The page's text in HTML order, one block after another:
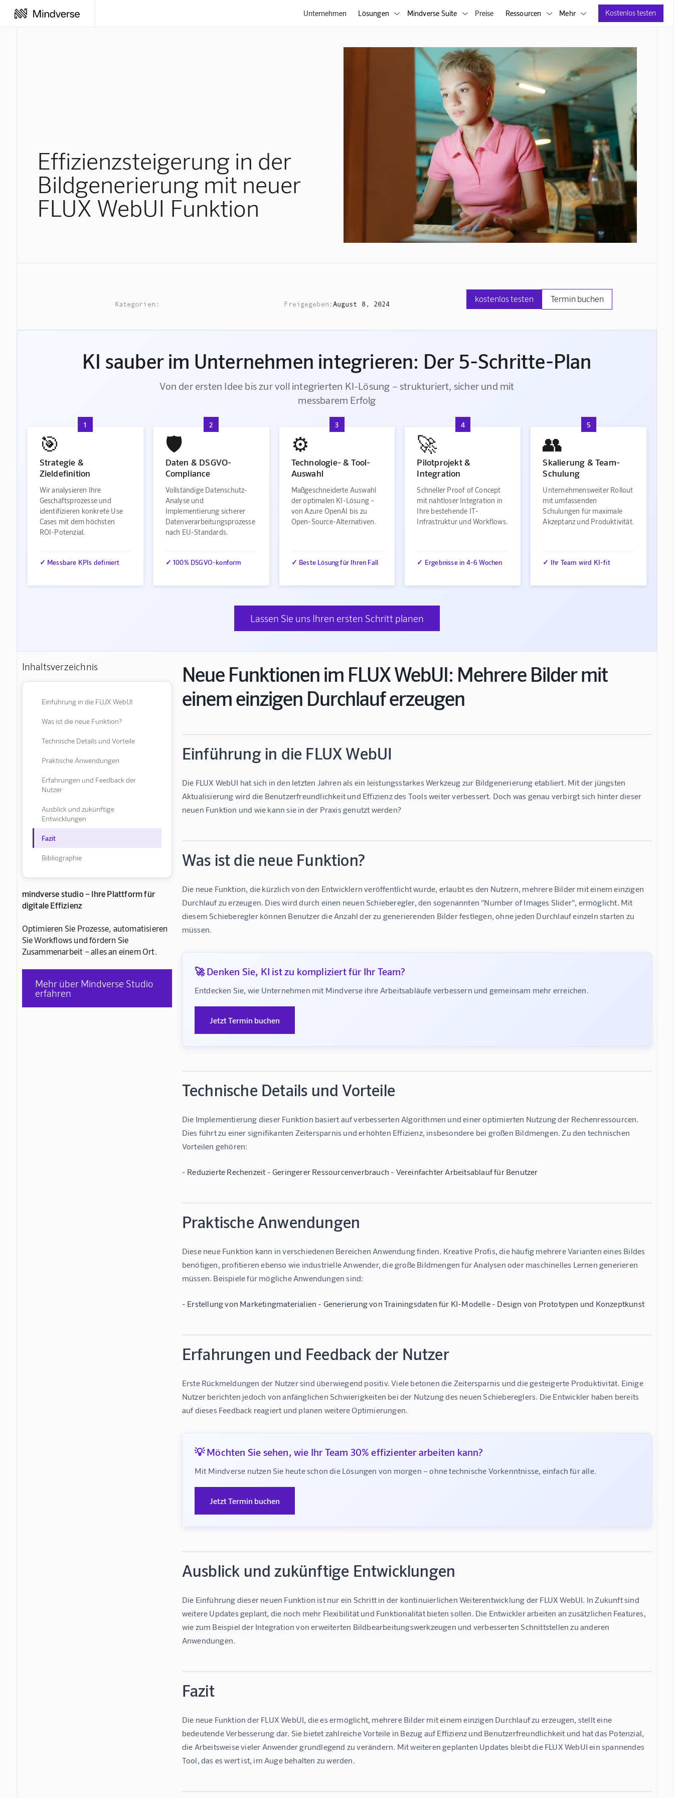
Unternehmen Lösungen  Mindverse Suite  Preise Ressourcen  Mehr  Kostenlos testen
Effizienzsteigerung in der
Bildgenerierung mit neuer
FLUX WebUI Funktion
Kategorien: Freigegeben:August 8, 2024
kostenlos testen Termin buchen
KI sauber im Unternehmen integrieren: Der 5-Schritte-Plan
Von der ersten Idee bis zur voll integrierten KI-Lösung – strukturiert, sicher und mit
messbarem Erfolg
1
🎯
Strategie &
Zieldefinition
Wir analysieren Ihre
Geschäftsprozesse und
identifizieren konkrete Use
Cases mit dem höchsten
ROI-Potenzial.
✓ Messbare KPIs definiert
2
🛡️
Daten & DSGVO-
Compliance
Vollständige Datenschutz-
Analyse und
Implementierung sicherer
Datenverarbeitungsprozesse
nach EU-Standards.
✓ 100% DSGVO-konform
3
⚙️
Technologie- & Tool-
Auswahl
Maßgeschneiderte Auswahl
der optimalen KI-Lösung –
von Azure OpenAI bis zu
Open-Source-Alternativen.
✓ Beste Lösung für Ihren Fall
4
🚀
Pilotprojekt &
Integration
Schneller Proof of Concept
mit nahtloser Integration in
Ihre bestehende IT-
Infrastruktur und Workflows.
✓ Ergebnisse in 4-6 Wochen
5
👥
Skalierung & Team-
Schulung
Unternehmensweiter Rollout
mit umfassenden
Schulungen für maximale
Akzeptanz und Produktivität.
✓ Ihr Team wird KI-fit
Lassen Sie uns Ihren ersten Schritt planen
Inhaltsverzeichnis
Einführung in die FLUX WebUI
Was ist die neue Funktion?
Technische Details und Vorteile
Praktische Anwendungen
Erfahrungen und Feedback der
Nutzer
Ausblick und zukünftige
Entwicklungen
Fazit
Bibliographie
mindverse studio – Ihre Plattform für
digitale Effizienz
Optimieren Sie Prozesse, automatisieren
Sie Workflows und fördern Sie
Zusammenarbeit – alles an einem Ort.
Mehr über Mindverse Studio
erfahren
Neue Funktionen im FLUX WebUI: Mehrere Bilder mit
einem einzigen Durchlauf erzeugen
Einführung in die FLUX WebUI
Die FLUX WebUI hat sich in den letzten Jahren als ein leistungsstarkes Werkzeug zur Bildgenerierung etabliert. Mit der jüngsten
Aktualisierung wird die Benutzerfreundlichkeit und Effizienz des Tools weiter verbessert. Doch was genau verbirgt sich hinter dieser
neuen Funktion und wie kann sie in der Praxis genutzt werden?
Was ist die neue Funktion?
Die neue Funktion, die kürzlich von den Entwicklern veröffentlicht wurde, erlaubt es den Nutzern, mehrere Bilder mit einem einzigen
Durchlauf zu erzeugen. Dies wird durch einen neuen Schieberegler, den sogenannten "Number of Images Slider", ermöglicht. Mit
diesem Schieberegler können Benutzer die Anzahl der zu generierenden Bilder festlegen, ohne jeden Durchlauf einzeln starten zu
müssen.
🚀 Denken Sie, KI ist zu kompliziert für Ihr Team?
Entdecken Sie, wie Unternehmen mit Mindverse ihre Arbeitsabläufe verbessern und gemeinsam mehr erreichen.
Jetzt Termin buchen
Technische Details und Vorteile
Die Implementierung dieser Funktion basiert auf verbesserten Algorithmen und einer optimierten Nutzung der Rechenressourcen.
Dies führt zu einer signifikanten Zeitersparnis und erhöhten Effizienz, insbesondere bei großen Bildmengen. Zu den technischen
Vorteilen gehören:
- Reduzierte Rechenzeit - Geringerer Ressourcenverbrauch - Vereinfachter Arbeitsablauf für Benutzer
Praktische Anwendungen
Diese neue Funktion kann in verschiedenen Bereichen Anwendung finden. Kreative Profis, die häufig mehrere Varianten eines Bildes
benötigen, profitieren ebenso wie industrielle Anwender, die große Bildmengen für Analysen oder maschinelles Lernen generieren
müssen. Beispiele für mögliche Anwendungen sind:
- Erstellung von Marketingmaterialien - Generierung von Trainingsdaten für KI-Modelle - Design von Prototypen und Konzeptkunst
Erfahrungen und Feedback der Nutzer
Erste Rückmeldungen der Nutzer sind überwiegend positiv. Viele betonen die Zeitersparnis und die gesteigerte Produktivität. Einige
Nutzer berichten jedoch von anfänglichen Schwierigkeiten bei der Nutzung des neuen Schiebereglers. Die Entwickler haben bereits
auf dieses Feedback reagiert und planen weitere Optimierungen.
💡 Möchten Sie sehen, wie Ihr Team 30% effizienter arbeiten kann?
Mit Mindverse nutzen Sie heute schon die Lösungen von morgen – ohne technische Vorkenntnisse, einfach für alle.
Jetzt Termin buchen
Ausblick und zukünftige Entwicklungen
Die Einführung dieser neuen Funktion ist nur ein Schritt in der kontinuierlichen Weiterentwicklung der FLUX WebUI. In Zukunft sind
weitere Updates geplant, die noch mehr Flexibilität und Funktionalität bieten sollen. Die Entwickler arbeiten an zusätzlichen Features,
wie zum Beispiel der Integration von erweiterten Bildbearbeitungswerkzeugen und verbesserten Schnittstellen zu anderen
Anwendungen.
Fazit
Die neue Funktion der FLUX WebUI, die es ermöglicht, mehrere Bilder mit einem einzigen Durchlauf zu erzeugen, stellt eine
bedeutende Verbesserung dar. Sie bietet zahlreiche Vorteile in Bezug auf Effizienz und Benutzerfreundlichkeit und hat das Potenzial,
die Arbeitsweise vieler Anwender grundlegend zu verändern. Mit weiteren geplanten Updates bleibt die FLUX WebUI ein spannendes
Tool, das es wert ist, im Auge behalten zu werden.